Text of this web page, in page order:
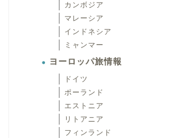
カンボジア
マレーシア
インドネシア
ミャンマー
ヨーロッパ旅情報
ドイツ
ポーランド
エストニア
リトアニア
フィンランド